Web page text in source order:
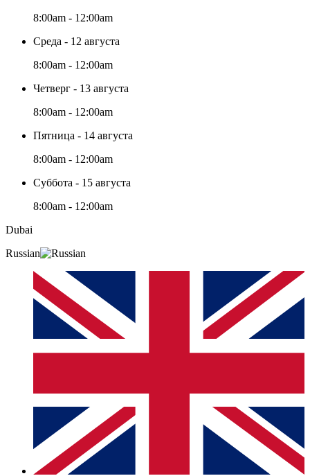
8:00am - 12:00am
Среда - 12 августа
8:00am - 12:00am
Четверг - 13 августа
8:00am - 12:00am
Пятница - 14 августа
8:00am - 12:00am
Суббота - 15 августа
8:00am - 12:00am
Dubai
Russian